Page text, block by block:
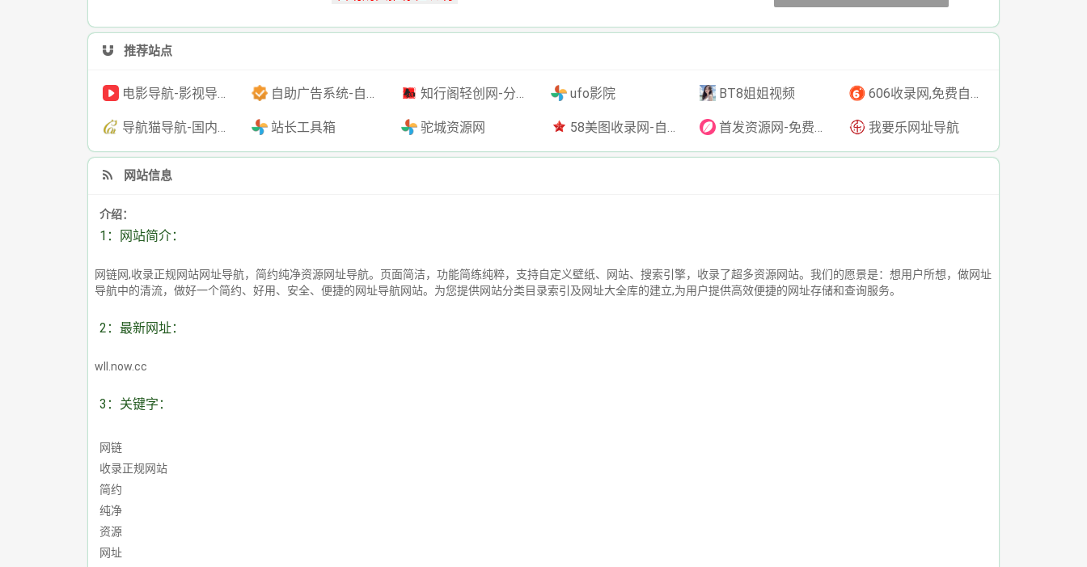
推荐站点
电影导航-影视导航-电影搜索-影视搜索-电影站收录 自助广告系统-自助广告源码-自助投放广告插件 知行阁轻创网-分享网络赚钱项目-全网首发副业项目实操平台-副业创业项目网 ufo影院 BT8姐姐视频 606收录网,免费自动秒收录网址,提供自动收录,网站导航大全源码,自动链,友情链接交换。
导航猫导航-国内专业的技术资源网分类平台 站长工具箱 驼城资源网 58美图收录网-自动收录网站-流量交换-自动链 首发资源网-免费资源下载-最新php源码下载-热门资源下载 我要乐网址导航
网站信息
介绍：
1：网站简介：
网链网,收录正规网站网址导航，简约纯净资源网址导航。页面简洁，功能简练纯粹，支持自定义壁纸、网站、搜索引擎，收录了超多资源网站。我们的愿景是：想用户所想，做网址
导航中的清流，做好一个简约、好用、安全、便捷的网址导航网站。为您提供网站分类目录索引及网址大全库的建立,为用户提供高效便捷的网址存储和查询服务。
2：最新网址：
wll.now.cc
3：关键字：
网链
收录正规网站
简约
纯净
资源
网址